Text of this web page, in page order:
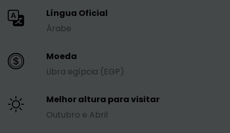
Língua Oficial
Árabe
Moeda
Libra egípcia (EGP)
Melhor altura para visitar
Outubro e Abril